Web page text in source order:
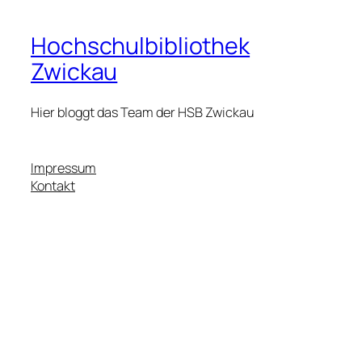
Hochschulbibliothek
Zwickau
Hier bloggt das Team der HSB Zwickau
Impressum
Kontakt